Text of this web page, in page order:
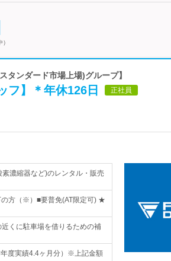
タンダード市場上場)グループ】
フ】＊年休126日 正社員
濃縮器など)のレンタル・販売
の方（※）■要普免(AT限定可) ★
くに駐車場を借りるための補
度実績4.4ヶ月分）※上記金額